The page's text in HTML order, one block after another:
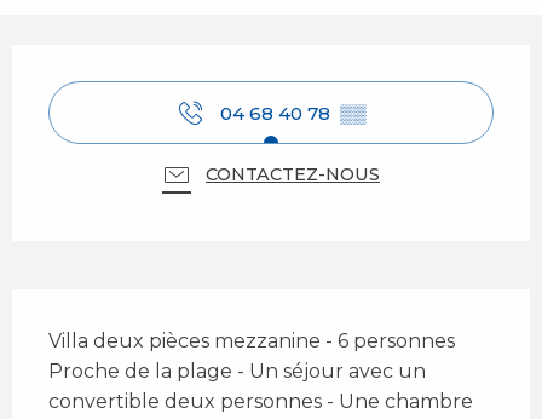
04 68 40 78 ▒▒
CONTACTEZ-NOUS
Villa deux pièces mezzanine - 6 personnes
Proche de la plage - Un séjour avec un
convertible deux personnes - Une chambre